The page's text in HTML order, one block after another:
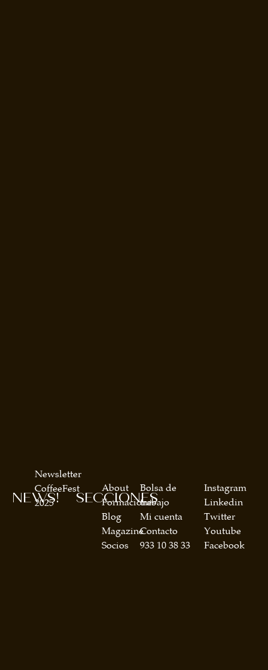
SECCIONES
About
Formaciones
Blog
Magazine
Socios
Bolsa de
trabajo
Mi cuenta
Contacto
933 10 38 33
NEWS!
Newsletter
CoffeeFest
2025
Instagram
Linkedin
Twitter
Youtube
Facebook